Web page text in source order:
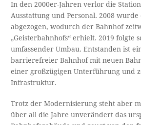
In den 2000er-Jahren verlor die
Ausstattung und Personal. 2008
abgezogen, wodurch der Bahnhof
„Geisterbahnhofs“ erhielt. 2019 folgte
umfassender Umbau. Entstanden ist
barrierefreier Bahnhof mit neuen
einer großzügigen Unterführung und
Infrastruktur.
Trotz der Modernisierung steht aber
über all die Jahre unverändert das